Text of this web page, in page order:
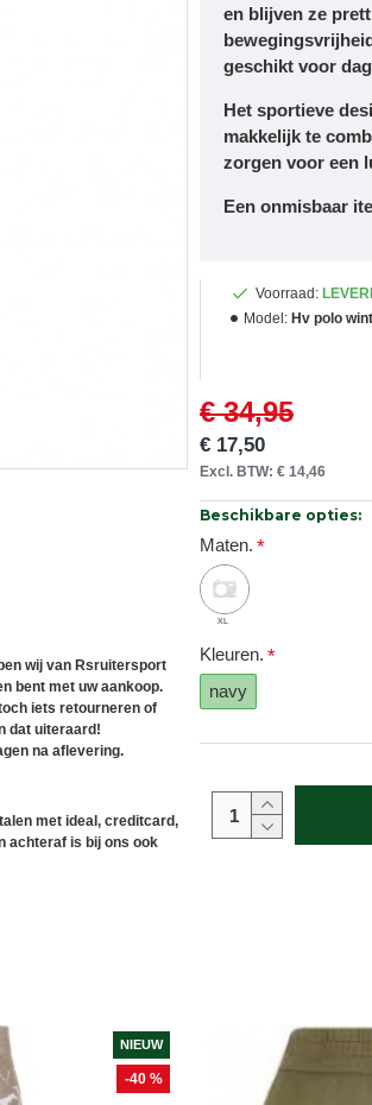
wij van Rsruitersport
bent met uw aankoop.
iets retourneren of
dat uiteraard!
na aflevering.
met ideal, creditcard,
achteraf is bij ons ook
en blijven ze
geschikt voor
Het sportieve
makkelijk te
zorgen voor een
Een onmisbaar
Voorraad:
Model: Hv polo
€ 17,50
€ 34,95
Excl. BTW: € 14,46
Beschikbare opties:
Maten.
XL
Kleuren.
navy
NIEUW
-40 %